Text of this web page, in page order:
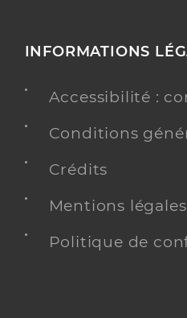
INFORMATIONS
Accessibilité :
Conditions
Crédits
Mentions légales
Politique de